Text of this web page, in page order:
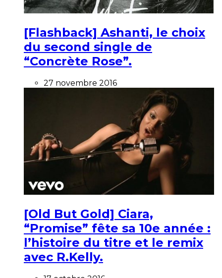
[Flashback] Ashanti, le choix
du second single de
“Concrète Rose”.
27 novembre 2016
[Old But Gold] Ciara,
“Promise” fête sa 10e année :
l’histoire du titre et le remix
avec R.Kelly.